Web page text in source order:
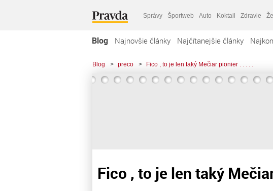
Správy Športweb Auto Koktail Zdravie
Blog Najnovšie články Najčítanejšie články
Blog > preco > Fico , to je len taký Mečiar pionier . . . . .
Fico , to je len taký